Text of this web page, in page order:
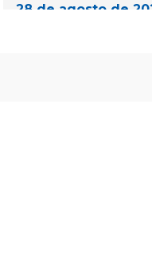
28 de agosto de